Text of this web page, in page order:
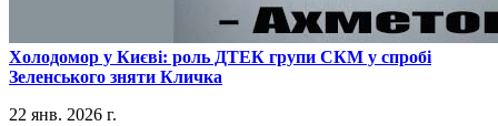
​Холодомор у Києві: роль ДТЕК групи СКМ у спробі
Зеленського зняти Кличка
22 янв. 2026 г.